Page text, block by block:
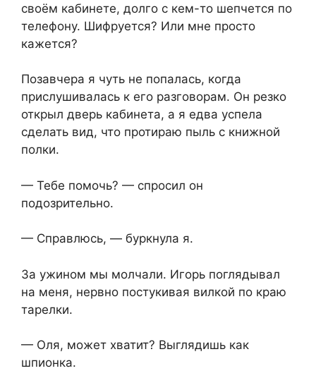
своём кабинете, долго с кем-то шепчется по
телефону. Шифруется? Или мне просто
кажется?
Позавчера я чуть не попалась, когда
прислушивалась к его разговорам. Он резко
открыл дверь кабинета, а я едва успела
сделать вид, что протираю пыль с книжной
полки.
— Тебе помочь? — спросил он
подозрительно.
— Справлюсь, — буркнула я.
За ужином мы молчали. Игорь поглядывал
на меня, нервно постукивая вилкой по краю
тарелки.
— Оля, может хватит? Выглядишь как
шпионка.